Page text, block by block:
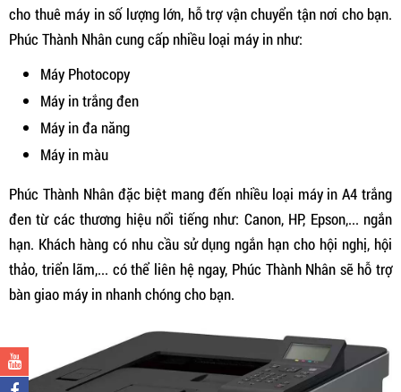
cho thuê máy in số lượng lớn, hỗ trợ vận chuyển tận nơi cho bạn.
Phúc Thành Nhân cung cấp nhiều loại máy in như:
Máy Photocopy
Máy in trắng đen
Máy in đa năng
Máy in màu
Phúc Thành Nhân đặc biệt mang đến nhiều loại máy in A4 trắng
đen từ các thương hiệu nổi tiếng như: Canon, HP, Epson,... ngắn
hạn. Khách hàng có nhu cầu sử dụng ngắn hạn cho hội nghị, hội
thảo, triển lãm,... có thể liên hệ ngay, Phúc Thành Nhân sẽ hỗ trợ
bàn giao máy in nhanh chóng cho bạn.